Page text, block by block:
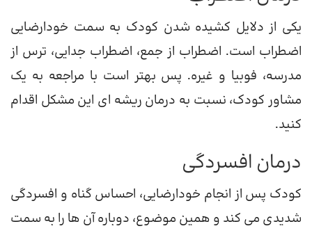
یکی از دلایل کشیده شدن کودک به سمت خودارضایی
اضطراب است. اضطراب از جمع، اضطراب جدایی، ترس از
مدرسه، فوبیا و غیره. پس بهتر است با مراجعه به یک
مشاور کودک، نسبت به درمان ریشه ای این مشکل اقدام
کنید.
درمان افسردگی
کودک پس از انجام خودارضایی، احساس گناه و افسردگی
شدیدی می کند و همین موضوع، دوباره آن ها را به سمت